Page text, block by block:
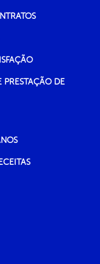
PRESTAÇÃO DE